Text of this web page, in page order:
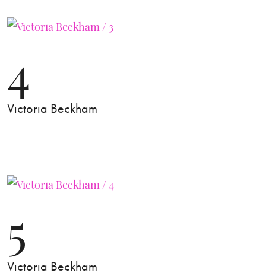
4
Vıctorıa Beckham
5
Vıctorıa Beckham